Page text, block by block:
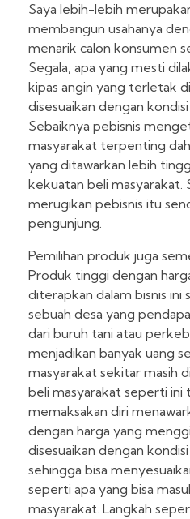
Saya lebih-lebih
membangun usahanya
menarik calon konsumen
Segala, apa yang mesti
kipas angin yang terletak
disesuaikan dengan
Sebaiknya pebisnis
masyarakat terpenting
yang ditawarkan lebih
kekuatan beli masyarakat.
merugikan pebisnis itu
pengunjung.
Pemilihan produk juga
Produk tinggi dengan
diterapkan dalam bisnis ini
sebuah desa yang
dari buruh tani atau
menjadikan banyak uang
masyarakat sekitar masih
beli masyarakat seperti ini
memaksakan diri
dengan harga yang
disesuaikan dengan
sehingga bisa
seperti apa yang bisa
masyarakat. Langkah